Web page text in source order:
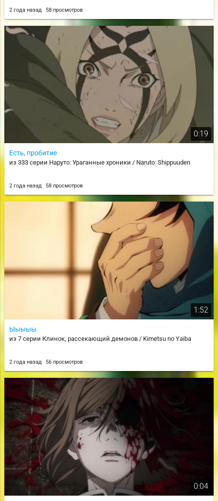
2 года назад 58 просмотров
0:19
Есть, пробитие
из 333 серии Наруто: Ураганные хроники / Naruto: Shippuuden
2 года назад 58 просмотров
1:52
Ыыыыы
из 7 серии Клинок, рассекающий демонов / Kimetsu no Yaiba
2 года назад 56 просмотров
0:04